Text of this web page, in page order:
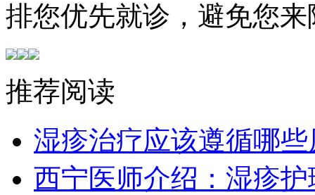
排您优先就诊，避免您
推荐阅读
湿疹治疗应该遵循哪些
西宁医师介绍：湿疹